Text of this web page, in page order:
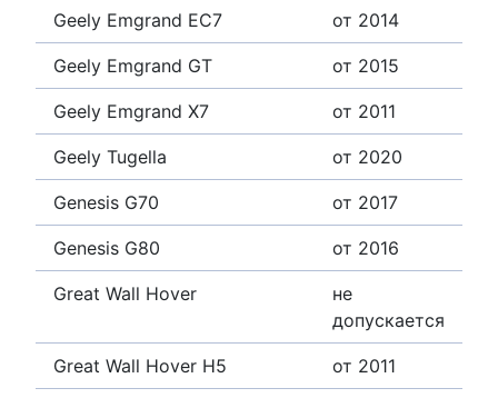
Geely Emgrand EC7 от 2014
Geely Emgrand GT от 2015
Geely Emgrand X7 от 2011
Geely Tugella от 2020
Genesis G70 от 2017
Genesis G80 от 2016
Great Wall Hover
не
допускается
Great Wall Hover H5 от 2011